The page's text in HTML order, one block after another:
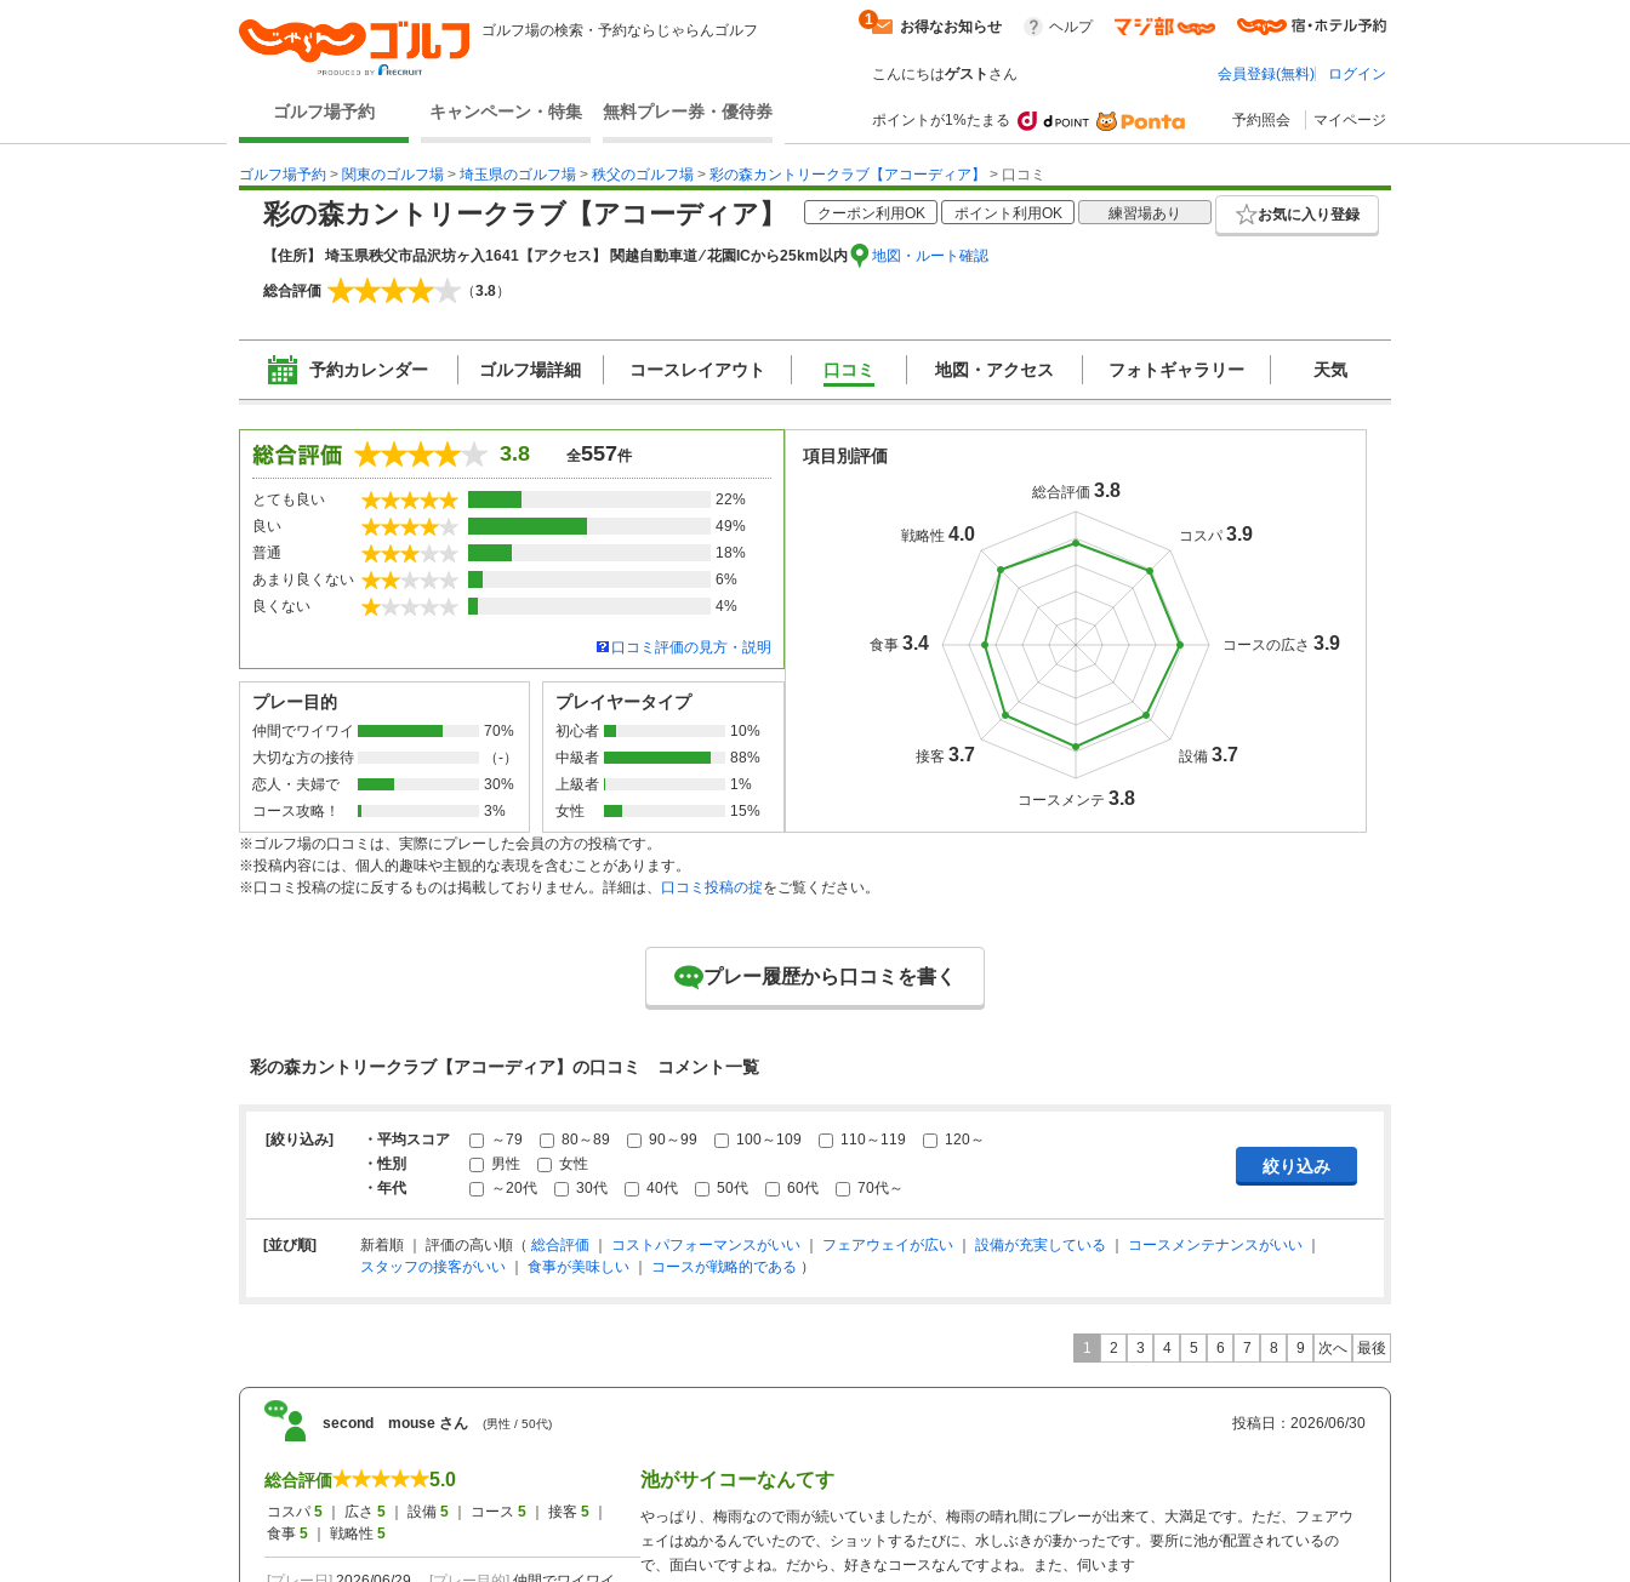
ゴルフ場の検索・予約ならじゃらんゴルフ
ゴルフ場予約 キャンペーン・特集 無料プレー券・優待券
お得なお知らせ
1 ヘルプ
こんにちはゲスト さん 会員登録(無料) ログイン
ポイントが1%たまる 予約照会 マイページ
ゴルフ場予約 > 関東のゴルフ場 > 埼玉県のゴルフ場 > 秩父のゴルフ場 > 彩の森カントリークラブ【アコーディア】 > 口コミ
彩の森カントリークラブ【アコーディア】 クーポン利用OK ポイント利用OK 練習場あり お気に入り登録
【住所】 埼玉県秩父市品沢坊ヶ入1641 【アクセス】 関越自動車道 ⁄ 花園ICから25km以内 地図・ルート確認
総合評価 （3.8）
予約カレンダー ゴルフ場詳細 コースレイアウト 口コミ 地図・アクセス フォトギャラリー 天気
3.8 全557件
とても良い
22%
良い
49%
普通
18%
あまり良くない
6%
良くない
4%
口コミ評価の見方・説明
プレー目的
仲間でワイワイ
70%
大切な方の接待
（-）
恋人・夫婦で
30%
コース攻略！
3%
プレイヤータイプ
初心者
10%
中級者
88%
上級者
1%
女性
15%
項目別評価
総合評価 3.8
コスパ 3.9
コースの広さ 3.9
設備 3.7
コースメンテ 3.8
接客 3.7
食事 3.4
戦略性 4.0
※ゴルフ場の口コミは、実際にプレーした会員の方の投稿です。
※投稿内容には、個人的趣味や主観的な表現を含むことがあります。
※口コミ投稿の掟に反するものは掲載しておりません。詳細は、 口コミ投稿の掟をご覧ください。
プレー履歴から口コミを書く
彩の森カントリークラブ【アコーディア】の口コミ コメント一覧
[絞り込み] ・平均スコア ～79 80～89 90～99 100～109 110～119
120～
・性別
男性
女性
・年代
～20代 30代 40代 50代 60代 70代～
[並び順] 新着順 ｜ 評価の高い順（ 総合評価 コストパフォーマンスがいい フェアウェイが広い 設備が充実している コースメンテナンスがいい
スタッフの接客がいい
食事が美味しい コースが戦略的である ）
1 2 3 4 5 6 7 8 9 次へ 最後
second mouse さん (男性 / 50代) 投稿日：2026/06/30
総合評価 5.0
コスパ 5 ｜ 広さ 5 ｜ 設備 5 ｜ コース 5 ｜ 接客 5
食事 5 ｜ 戦略性 5
池がサイコーなんてす
やっぱり、梅雨なので雨が続いていましたが、梅雨の晴れ間にプレーが出来て、大満足です。ただ、フェアウ
ェイはぬかるんでいたので、ショットするたびに、水しぶきが凄かったです。要所に池が配置されているの
で、面白いですよね。だから、好きなコースなんですよね。また、伺います